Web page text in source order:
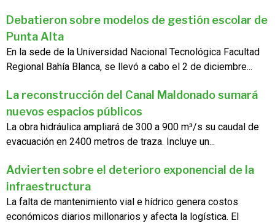
Debatieron sobre modelos de gestión escolar de
Punta Alta
En la sede de la Universidad Nacional Tecnológica Facultad
Regional Bahía Blanca, se llevó a cabo el 2 de diciembre...
La reconstrucción del Canal Maldonado sumará
nuevos espacios públicos
La obra hidráulica ampliará de 300 a 900 m³/s su caudal de
evacuación en 2400 metros de traza. Incluye un...
Advierten sobre el deterioro exponencial de la
infraestructura
La falta de mantenimiento vial e hídrico genera costos
económicos diarios millonarios y afecta la logística. El